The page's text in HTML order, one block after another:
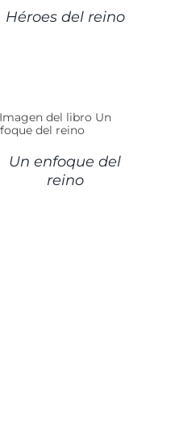
Héroes del reino
Un enfoque del
reino